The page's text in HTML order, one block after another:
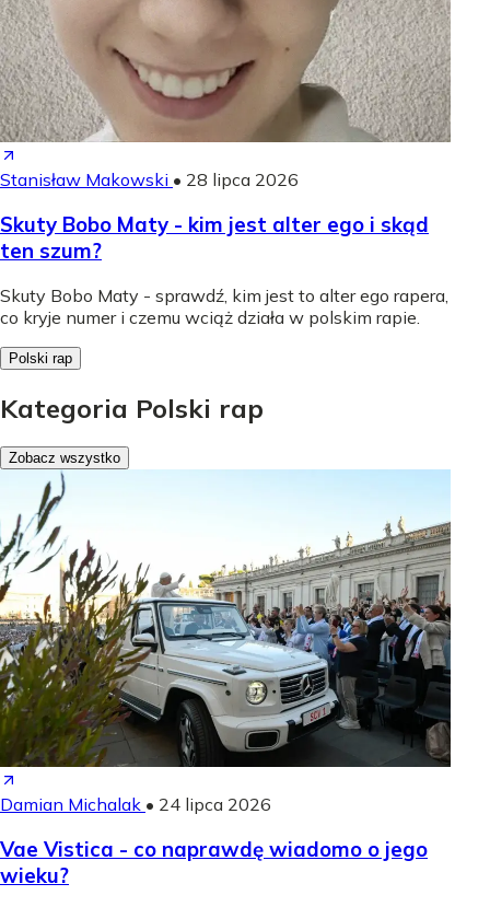
Stanisław Makowski • 28 lipca 2026
Skuty Bobo Maty - kim jest alter ego i skąd
ten szum?
Skuty Bobo Maty - sprawdź, kim jest to alter ego rapera,
co kryje numer i czemu wciąż działa w polskim rapie.
Polski rap
Kategoria Polski rap
Zobacz wszystko
Damian Michalak • 24 lipca 2026
Vae Vistica - co naprawdę wiadomo o jego
wieku?